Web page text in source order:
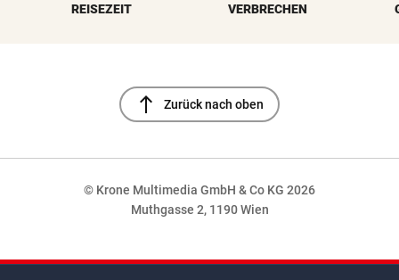
REISEZEIT VERBRECHEN
north Zurück nach oben
© Krone Multimedia GmbH & Co KG 2026
Muthgasse 2, 1190 Wien
NaN%